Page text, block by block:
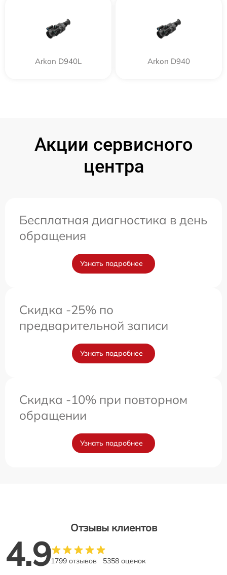
Arkon D940L Arkon D940
Акции сервисного
центра
Бесплатная диагностика в день
обращения
Узнать подробнее
Скидка -25% по
предварительной записи
Узнать подробнее
Скидка -10% при повторном
обращении
Узнать подробнее
Отзывы клиентов
4.91799 отзывов 5358 оценок